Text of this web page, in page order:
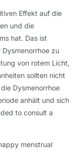
Effekt auf die
und die
hat. Das ist
zu
von rotem Licht,
sollten nicht
Dysmenorrhoe
anhält und sich
to consult a
menstrual